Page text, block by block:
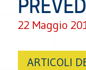
22 Maggio
ARTICOLI